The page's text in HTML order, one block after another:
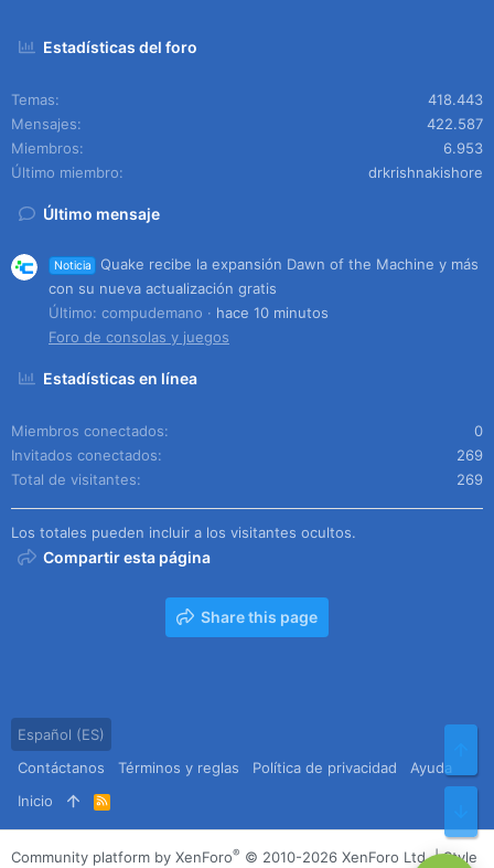
Estadísticas del foro
Temas
418.443
Mensajes
422.587
Miembros
6.953
Último miembro
drkrishnakishore
Último mensaje
Noticia
Quake recibe la expansión Dawn of the Machine y más
con su nueva actualización gratis
Último: compudemano
hace 10 minutos
Foro de consolas y juegos
Estadísticas en línea
Miembros conectados
0
Invitados conectados
269
Total de visitantes
269
Los totales pueden incluir a los visitantes ocultos.
Compartir esta página
Share this page
Español (ES)
Contáctanos
Términos y reglas Política de privacidad
Ayuda
Inicio
R
S
S
Community platform by XenForo® © 2010-2026 XenForo Ltd. |Style